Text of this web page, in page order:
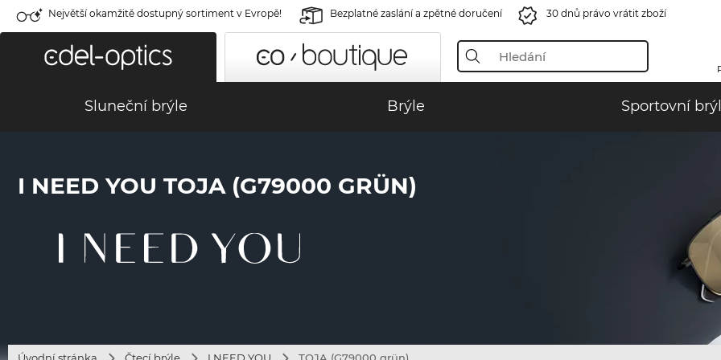
Největší okamžitě dostupný sortiment v Evropě! Bezplatné zaslání a zpětné doručení 30 dnů právo vrátit zboží
Sluneční brýle Brýle Sportovní
I NEED YOU TOJA (G79000 GRÜN)